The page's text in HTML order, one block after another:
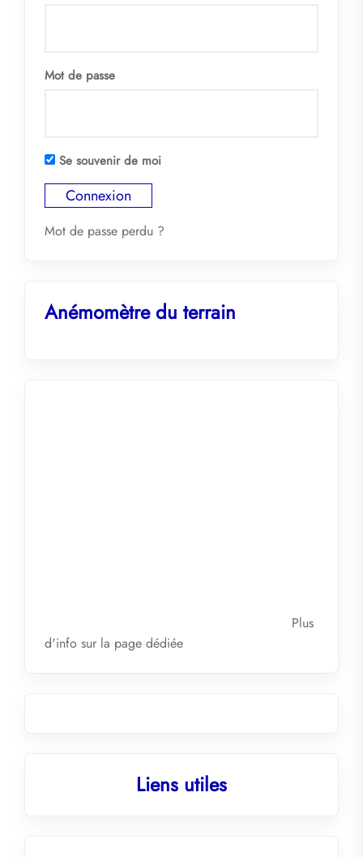
Mot de passe
Se souvenir de moi
Mot de passe perdu ?
Anémomètre du terrain
Plus
d'info sur la page dédiée
Liens utiles